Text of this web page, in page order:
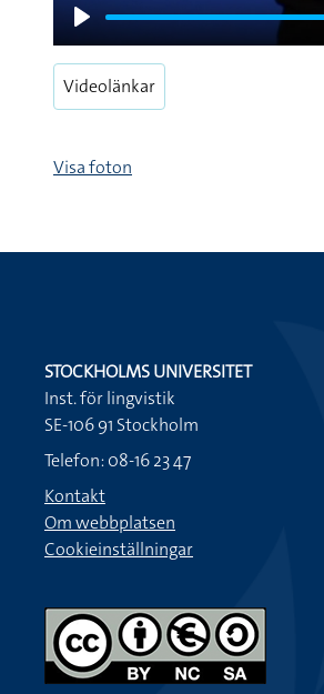
Play
Videolänkar
Visa foton
STOCKHOLMS UNIVERSITET
Inst. för lingvistik
SE-106 91 Stockholm
Telefon: 08-16 23 47
Kontakt
Om webbplatsen
Cookieinställningar